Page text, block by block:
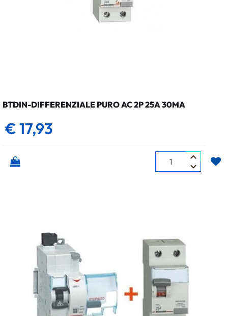
BTDIN-DIFFERENZIALE PURO AC 2P 25A 30MA
€ 17,93
Quantità